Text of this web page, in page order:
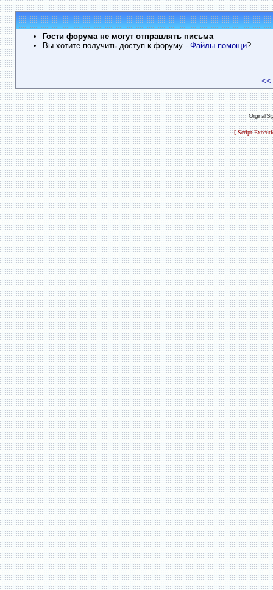
Гости форума не могут отправлять письма
Вы хотите получить доступ к форуму - Файлы помощи?
<<
Original
[ Script